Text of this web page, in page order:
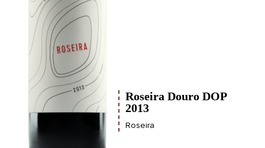
Roseira Douro DOP
2013
Roseira